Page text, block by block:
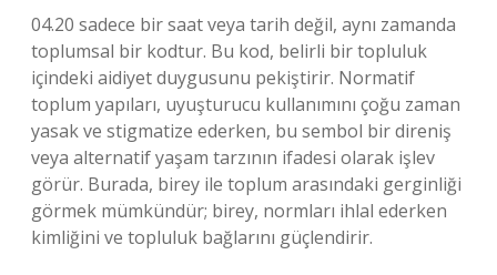
04.20 sadece bir saat veya tarih değil, aynı zamanda
toplumsal bir kodtur. Bu kod, belirli bir topluluk
içindeki aidiyet duygusunu pekiştirir. Normatif
toplum yapıları, uyuşturucu kullanımını çoğu zaman
yasak ve stigmatize ederken, bu sembol bir direniş
veya alternatif yaşam tarzının ifadesi olarak işlev
görür. Burada, birey ile toplum arasındaki gerginliği
görmek mümkündür; birey, normları ihlal ederken
kimliğini ve topluluk bağlarını güçlendirir.